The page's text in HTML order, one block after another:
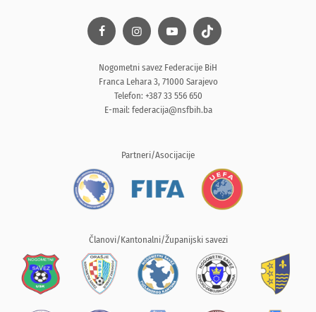
Nogometni savez Federacije BiH
Franca Lehara 3, 71000 Sarajevo
Telefon: +387 33 556 650
E-mail: federacija@nsfbih.ba
Partneri/Asocijacije
Članovi/Kantonalni/Županijski savezi